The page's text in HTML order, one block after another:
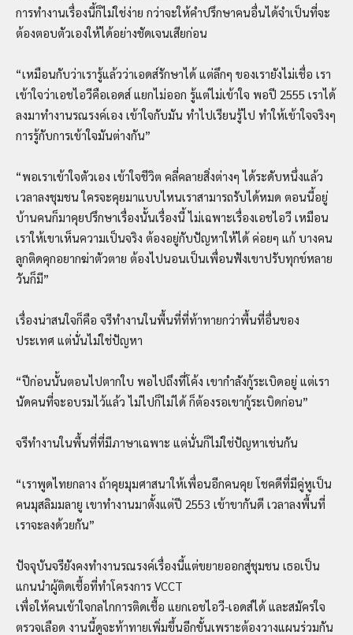
การทำงานเรื่องนี้ก็ไม่ใช่ง่าย กว่าจะให้คำปรึกษาคนอื่นได้จำเป็นที่จะ
ต้องตอบตัวเองให้ได้อย่างชัดเจนเสียก่อน
“เหมือนกับว่าเรารู้แล้วว่าเอดส์รักษาได้ แต่ลึกๆ ของเรายังไม่เชื่อ เรา
เข้าใจว่าเอชไอวีคือเอดส์ แยกไม่ออก รู้แต่ไม่เข้าใจ พอปี 2555 เราได้
ลงมาทำงานรณรงค์เอง เข้าใจกับมัน ทำไปเรียนรู้ไป ทำให้เข้าใจจริงๆ
การรู้กับการเข้าใจมันต่างกัน”
“พอเราเข้าใจตัวเอง เข้าใจชีวิต คลี่คลายสิ่งต่างๆ ได้ระดับหนึ่งแล้ว
เวลาลงชุมชน ใครจะคุยมาแบบไหนเราสามารถรับได้หมด ตอนนี้อยู่
บ้านคนก็มาคุยปรึกษาเรื่องนั้นเรื่องนี้ ไม่เฉพาะเรื่องเอชไอวี เหมือน
เราให้เขาเห็นความเป็นจริง ต้องอยู่กับปัญหาให้ได้ ค่อยๆ แก้ บางคน
ลูกติดคุกอยากฆ่าตัวตาย ต้องไปนอนเป็นเพื่อนฟังเขาปรับทุกข์หลาย
วันก็มี”
เรื่องน่าสนใจก็คือ จรีทำงานในพื้นที่ที่ท้าทายกว่าพื้นที่อื่นของ
ประเทศ แต่นั่นไม่ใช่ปัญหา
“ปีก่อนนั้นตอนไปตากใบ พอไปถึงที่โค้ง เขากำลังกู้ระเบิดอยู่ แต่เรา
นัดคนที่จะอบรมไว้แล้ว ไม่ไปก็ไม่ได้ ก็ต้องรอเขากู้ระเบิดก่อน”
จรีทำงานในพื้นที่ที่มีภาษาเฉพาะ แต่นั่นก็ไม่ใช่ปัญหาเช่นกัน
“เราพูดไทยกลาง ถ้าคุยมุมศาสนาให้เพื่อนอีกคนคุย โชคดีที่มีคู่หูเป็น
คนมุสลิมมลายู เขาทำงานมาตั้งแต่ปี 2553 เข้าขากันดี เวลาลงพื้นที่
เราจะลงด้วยกัน”
ปัจจุบันจรียังคงทำงานรณรงค์เรื่องนี้แต่ขยายออกสู่ชุมชน เธอเป็น
แกนนำผู้ติดเชื้อที่ทำโครงการ VCCT
เพื่อให้คนเข้าใจกลไกการติดเชื้อ แยกเอชไอวี-เอดส์ได้ และสมัครใจ
ตรวจเลือด งานนี้ดูจะท้าทายเพิ่มขึ้นอีกขั้นเพราะต้องวางแผนร่วมกัน